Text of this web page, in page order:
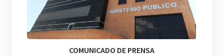
COMUNICADO DE PRENSA